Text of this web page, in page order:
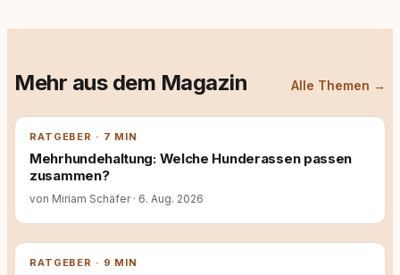
Mehr aus dem Magazin Alle Themen →
RATGEBER · 7 MIN
Mehrhundehaltung: Welche Hunderassen passen
zusammen?
von Miriam Schäfer · 6. Aug. 2026
RATGEBER · 9 MIN